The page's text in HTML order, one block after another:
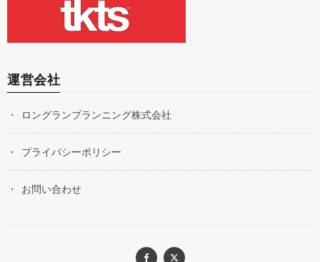
運営会社
ロングランプランニング株式会社
プライバシーポリシー
お問い合わせ